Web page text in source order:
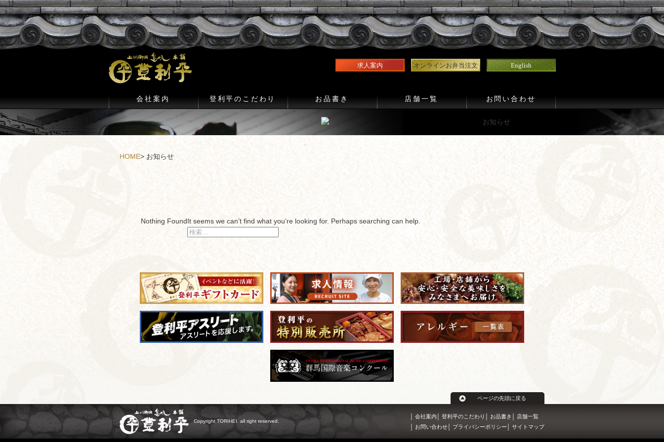
English
オンラインお弁当注文
求人案内
会社案内 登利平のこだわり お品書き 店舗一覧 お問い合わせ
HOME> お知らせ
Nothing FoundIt seems we can’t find what you’re looking for. Perhaps searching can help.
検
索:
ページの先頭に戻る
会社案内 登利平のこだわり お品書き
店舗一覧
お問い合わせ
プライバシーポリシー サイトマップ
Copyright TORIHEI. all right reserved.